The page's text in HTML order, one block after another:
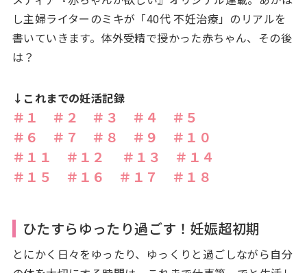
し主婦ライターのミキが「40代 不妊治療」のリアルを
書いていきます。体外受精で授かった赤ちゃん、その後
は？
↓これまでの妊活記録
＃１ ＃２ ＃３ ＃４
＃５
＃６
＃７ ＃８ ＃９
＃１０
＃１１
＃１２ ＃１３
＃１４
＃１５
＃１６ ＃１７ ＃１８
ひたすらゆったり過ごす！妊娠超初期
とにかく日々をゆったり、ゆっくりと過ごしながら自分